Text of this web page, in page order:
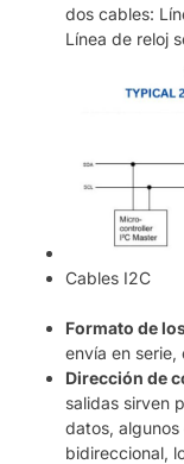
dos cables:
Línea de reloj
Cables I2C
Formato de
envía en
Dirección de
salidas sirven
datos,
bidireccional,